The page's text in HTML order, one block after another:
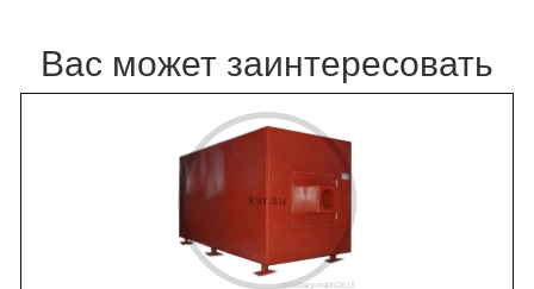
Вас может заинтересовать